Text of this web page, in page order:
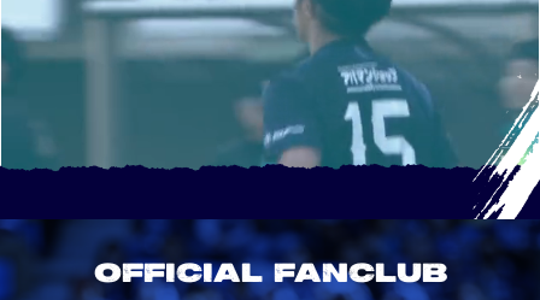
OFFICIAL FANCLUB